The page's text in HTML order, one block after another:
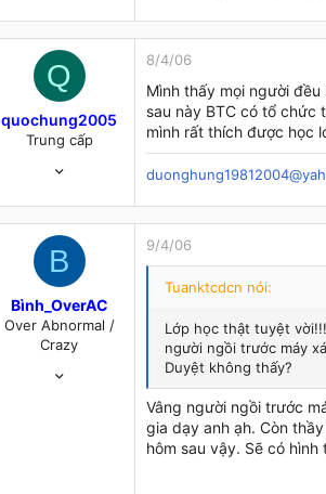
Iraq
Q
quochung2005
Trung cấp
0
DA NANG
8/4/06
Mình thấy mọi người
sau này BTC có tổ chức
mình rất thích được học
B
Bình_OverAC
Over Abnormal /
Crazy
9/4/06
Tuanktcdcn nói:
Lớp học thật tuyệt
người ngồi trước máy
Duyệt không thấy?
Vâng người ngồi trước
gia dạy anh ạh. Còn
hôm sau vậy. Sẽ có